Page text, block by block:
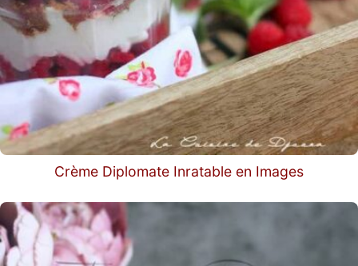
Crème Diplomate Inratable en Images